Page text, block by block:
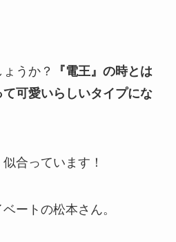
うか？
『電王』の時とは
可愛いらしいタイプにな
合っています！
ートの松本さん。